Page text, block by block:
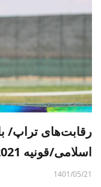
رقابت‌های تراپ/
اسلامی/قونیه 2021
1401/05/21